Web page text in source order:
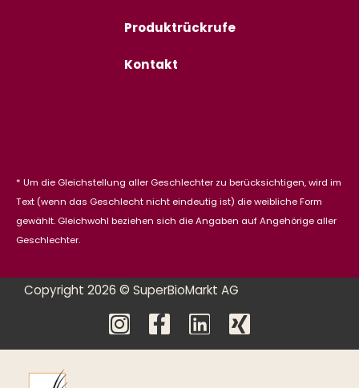
Produktrückrufe
Kontakt
* Um die Gleichstellung aller Geschlechter zu berücksichtigen, wird im
Text (wenn das Geschlecht nicht eindeutig ist) die weibliche Form
gewählt. Gleichwohl beziehen sich die Angaben auf Angehörige aller
Geschlechter.
Copyright 2026 © SuperBioMarkt AG